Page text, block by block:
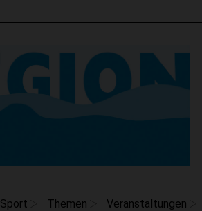
Sport Themen Veranstaltungen